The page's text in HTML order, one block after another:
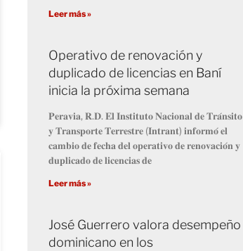
Leer más »
Operativo de renovación y
duplicado de licencias en Baní
inicia la próxima semana
𝐏𝐞𝐫𝐚𝐯𝐢𝐚, 𝐑.𝐃. 𝐄𝐥 𝐈𝐧𝐬𝐭𝐢𝐭𝐮𝐭𝐨 𝐍𝐚𝐜𝐢𝐨𝐧𝐚𝐥 𝐝𝐞 𝐓𝐫𝐚́𝐧𝐬𝐢𝐭𝐨
𝐲 𝐓𝐫𝐚𝐧𝐬𝐩𝐨𝐫𝐭𝐞 𝐓𝐞𝐫𝐫𝐞𝐬𝐭𝐫𝐞 (𝐈𝐧𝐭𝐫𝐚𝐧𝐭) 𝐢𝐧𝐟𝐨𝐫𝐦𝐨́ 𝐞𝐥
𝐜𝐚𝐦𝐛𝐢𝐨 𝐝𝐞 𝐟𝐞𝐜𝐡𝐚 𝐝𝐞𝐥 𝐨𝐩𝐞𝐫𝐚𝐭𝐢𝐯𝐨 𝐝𝐞 𝐫𝐞𝐧𝐨𝐯𝐚𝐜𝐢𝐨́𝐧 𝐲
𝐝𝐮𝐩𝐥𝐢𝐜𝐚𝐝𝐨 𝐝𝐞 𝐥𝐢𝐜𝐞𝐧𝐜𝐢𝐚𝐬 𝐝𝐞
Leer más »
José Guerrero valora desempeño
dominicano en los